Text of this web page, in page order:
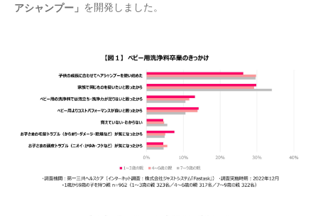
アシャンプー」 を開発しました。